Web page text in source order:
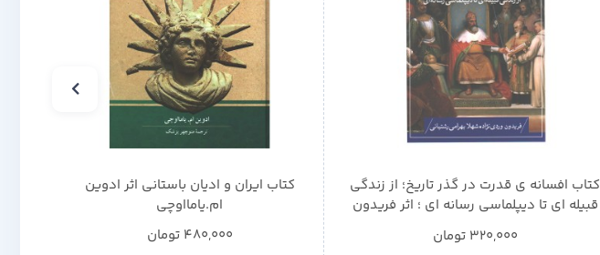
کتاب افسانه ی قدرت در گذر تاریخ؛ از زندگی
قبیله ای تا دیپلماسی رسانه ای ؛ اثر فریدون
وردی نژاد، شهلا بهرامی رشتیانی
320,000 تومان
کتاب ایران و ادیان باستانی اثر ادوین
ام.یامااوچی
480,000 تومان